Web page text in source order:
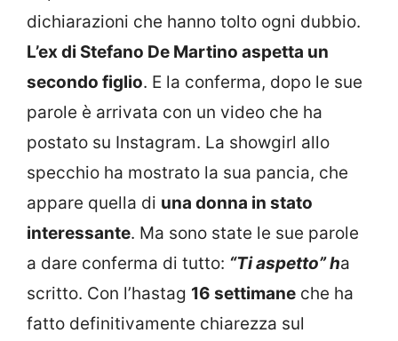
dichiarazioni che hanno tolto ogni dubbio.
L’ex di Stefano De Martino aspetta un
secondo figlio. E la conferma, dopo le sue
parole è arrivata con un video che ha
postato su Instagram. La showgirl allo
specchio ha mostrato la sua pancia, che
appare quella di una donna in stato
interessante. Ma sono state le sue parole
a dare conferma di tutto: “Ti aspetto” ha
scritto. Con l’hastag 16 settimane che ha
fatto definitivamente chiarezza sul